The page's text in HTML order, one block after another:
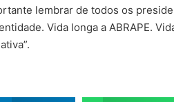
lembrar de todos os
Vida longa a ABRAPE.